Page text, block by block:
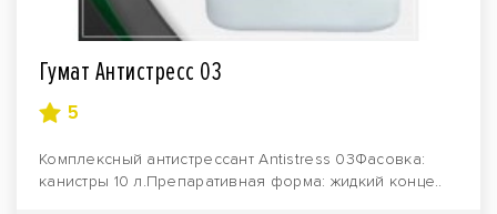
Гумат Антистресс 03
5
Комплексный антистрессант Antistress 03Фасовка:
канистры 10 л.Препаративная форма: жидкий конце..